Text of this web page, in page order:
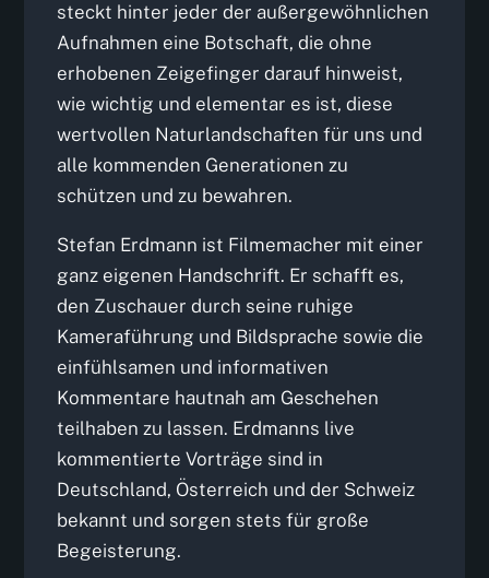
steckt hinter jeder der außergewöhnlichen
Aufnahmen eine Botschaft, die ohne
erhobenen Zeigefinger darauf hinweist,
wie wichtig und elementar es ist, diese
wertvollen Naturlandschaften für uns und
alle kommenden Generationen zu
schützen und zu bewahren.
Stefan Erdmann ist Filmemacher mit einer
ganz eigenen Handschrift. Er schafft es,
den Zuschauer durch seine ruhige
Kameraführung und Bildsprache sowie die
einfühlsamen und informativen
Kommentare hautnah am Geschehen
teilhaben zu lassen. Erdmanns live
kommentierte Vorträge sind in
Deutschland, Österreich und der Schweiz
bekannt und sorgen stets für große
Begeisterung.